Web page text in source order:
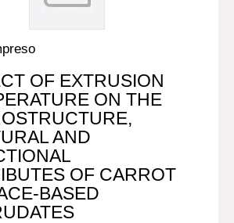
OF EXTRUSION
ON THE
AND
OF CARROT
BASED